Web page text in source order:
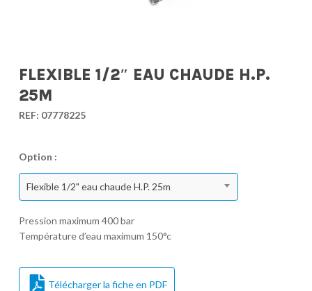
FLEXIBLE 1/2″ EAU CHAUDE H.P.
25M
REF: 07778225
Option :
Flexible 1/2" eau chaude H.P. 25m
Pression maximum 400 bar
Température d’eau maximum 150°c
Télécharger la fiche en PDF